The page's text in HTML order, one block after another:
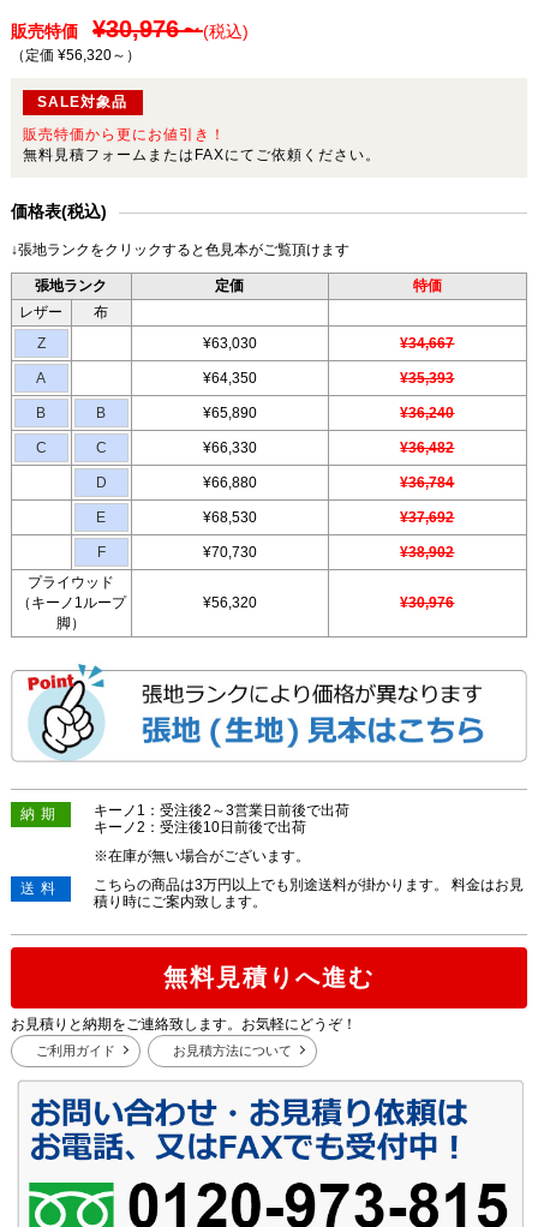
販売特価 ¥30,976～(税込)
（定価 ¥56,320～ ）
SALE対象品
販売特価から更にお値引き！
無料見積フォームまたはFAXにてご依頼ください。
価格表(税込)
↓張地ランクをクリックすると色見本がご覧頂けます
張地ランク 定価
特価
レザー
布
Z
¥63,030 ¥34,667
A ¥64,350 ¥35,393
B B ¥65,890 ¥36,240
C C ¥66,330 ¥36,482
D ¥66,880 ¥36,784
E ¥68,530 ¥37,692
F ¥70,730
¥38,902
プライウッド
（キーノ1ループ
脚）
¥56,320 ¥30,976
納期
キーノ1：受注後2～3営業日前後で出荷
キーノ2：受注後10日前後で出荷
※在庫が無い場合がございます。
送料
こちらの商品は3万円以上でも別途送料が掛かります。 料金はお見
積り時にご案内致します。
無料見積りへ進む
お見積りと納期をご連絡致します。お気軽にどうぞ！
ご利用ガイド お見積方法について